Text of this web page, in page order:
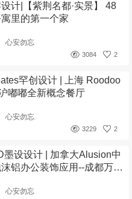
计|【紫荆名都·实景】 48
寓里的第一个家
心安勿忘
2
3084
罕创设计 | 上海 Roodoo
嘟嘟全新概念餐厅
心安勿忘
2
3229
墨设设计 | 加拿大Alusion中
铝办公装饰应用--成都万华
总部办公
心安勿忘